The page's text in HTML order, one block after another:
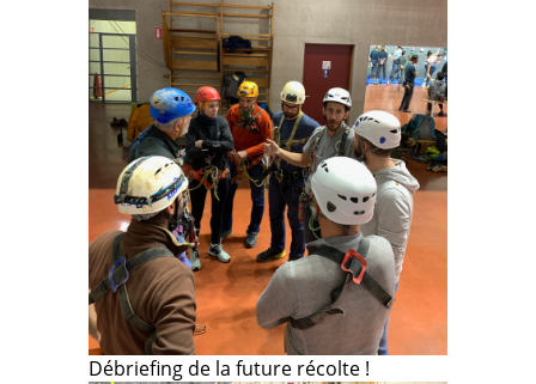
Débriefing de la future récolte !